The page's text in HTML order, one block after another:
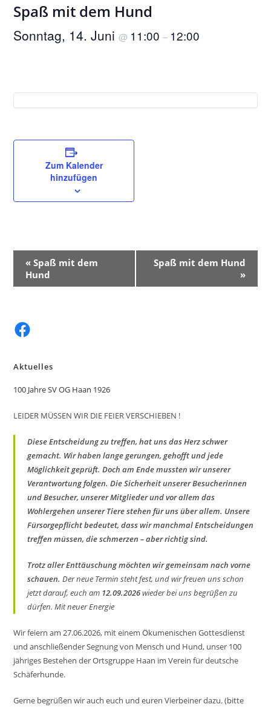
Spaß mit dem Hund
Sonntag, 14. Juni@ 11:00– 12:00
Zum Kalender
hinzufügen
r
s
a
t
n
g
« Spaß mit dem
Hund
Spaß mit dem Hund
»
Facebook
Aktuelles
100 Jahre SV OG Haan 1926
LEIDER MÜSSEN WIR DIE FEIER VERSCHIEBEN !
Diese Entscheidung zu treffen, hat uns das Herz schwer
gemacht. Wir haben lange gerungen, gehofft und jede
Möglichkeit geprüft. Doch am Ende mussten wir unserer
Verantwortung folgen. Die Sicherheit unserer Besucherinnen
und Besucher, unserer Mitglieder und vor allem das
Wohlergehen unserer Tiere stehen für uns über allem. Unsere
Fürsorgepflicht bedeutet, dass wir manchmal Entscheidungen
treffen müssen, die schmerzen – aber richtig sind.
Trotz aller Enttäuschung möchten wir gemeinsam nach vorne
schauen. Der neue Termin steht fest, und wir freuen uns schon
jetzt darauf, euch am 12.09.2026wieder bei uns begrüßen zu
dürfen. Mit neuer Energie
Wir feiern am 27.06.2026, mit einem Ökumenischen Gottesdienst
und anschließender Segnung von Mensch und Hund, unser 100
jähriges Bestehen der Ortsgruppe Haan im Verein für deutsche
Schäferhunde.
Gerne begrüßen wir auch euch und euren Vierbeiner dazu. (bitte